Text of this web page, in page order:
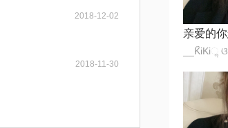
2018-12-02
2018-11-30
__K̋iKiૢ ଓ.